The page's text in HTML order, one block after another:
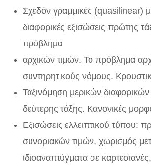
Σχεδόν γραμμικές (quasilinear)
διαφορικές εξισώσεις πρώτης
πρόβλημα
αρχικών τιμών. Το πρόβλημα
συντηρητικούς νόμους.
Ταξινόμηση μερικών
δεύτερης τάξης. Κανονικές
Εξισώσεις ελλειπτικού τύπου:
συνοριακών τιμών, χωρισμός
ιδιοαναπτύγματα σε